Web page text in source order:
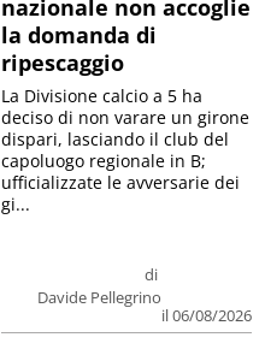
nazionale non accoglie
la domanda di
ripescaggio
di
Davide Pellegrino
il 06/08/2026
La Divisione calcio a 5 ha
deciso di non varare un girone
dispari, lasciando il club del
capoluogo regionale in B;
ufficializzate le avversarie dei
gi...